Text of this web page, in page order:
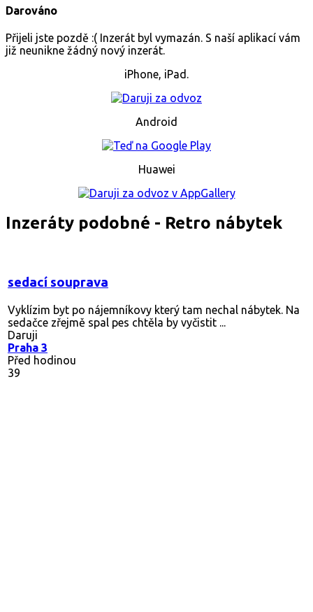
Darováno
Přijeli jste pozdě :( Inzerát byl vymazán. S naší aplikací vám
již neunikne žádný nový inzerát.
iPhone, iPad.
Android
Huawei
Inzeráty podobné - Retro nábytek
sedací souprava
Vyklízim byt po nájemníkovy který tam nechal nábytek. Na
sedačce zřejmě spal pes chtěla by vyčistit ...
Daruji
Praha 3
Před hodinou
39